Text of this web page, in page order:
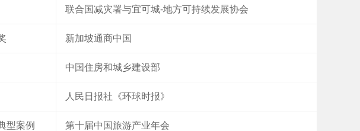
联合国减灾署与宜可城-地方可持续发展协会
新加坡通商中国
中国住房和城乡建设部
人民日报社《环球时报》
型案例 第十届中国旅游产业年会